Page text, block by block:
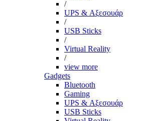
/
UPS & Αξεσουάρ
/
USB Sticks
/
Virtual Reality
/
view more
Gadgets
Bluetooth
Gaming
UPS & Αξεσουάρ
USB Sticks